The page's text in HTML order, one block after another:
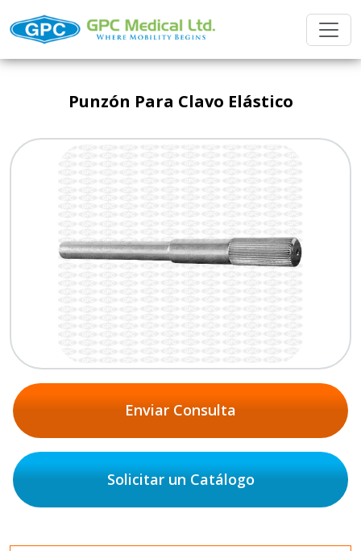
Punzón Para Clavo Elástico
Enviar Consulta
Solicitar un Catálogo